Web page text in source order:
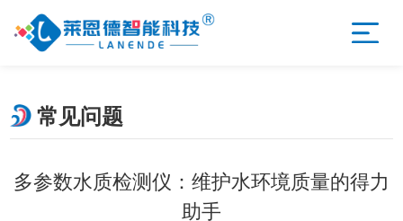
常见问题
多参数水质检测仪：维护水环境质量的得力
助手